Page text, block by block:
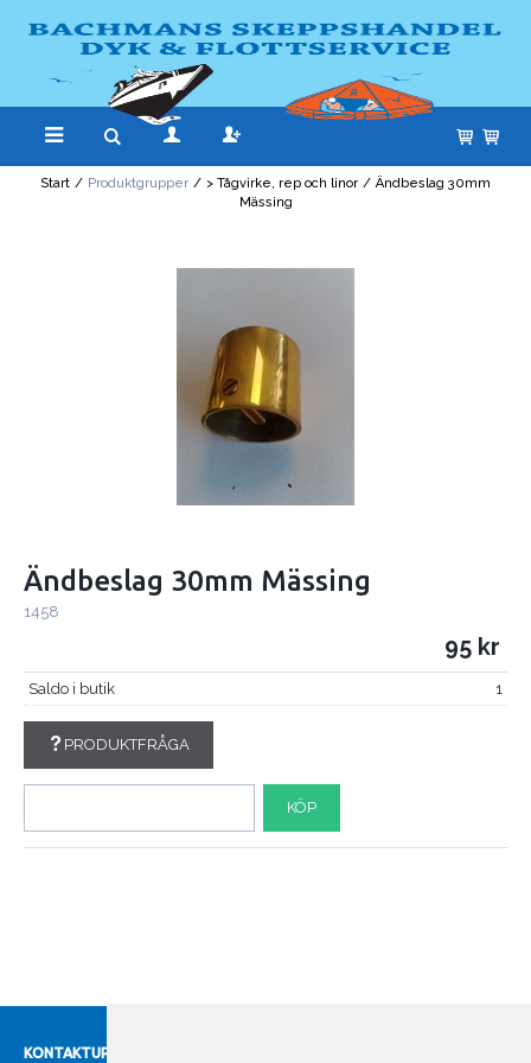
Start / Produktgrupper / > Tågvirke, rep och linor / Ändbeslag 30mm
Mässing
Ändbeslag 30mm Mässing
1458
95
Saldo i butik 1
PRODUKTFRÅGA
KÖP
KONTAKTUPPGIFTER